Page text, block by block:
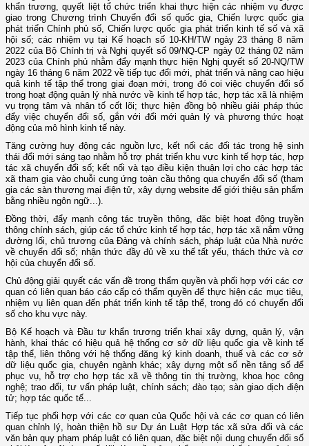
khẩn trương, quyết liệt tổ chức triển khai thực hiện các nhiệm vụ được
giao trong Chương trình Chuyển đổi số quốc gia, Chiến lược quốc gia
phát triển Chính phủ số, Chiến lược quốc gia phát triển kinh tế số và xã
hội số; các nhiệm vụ tại Kế hoạch số 10-KH/TW ngày 23 tháng 8 năm
2022 của Bộ Chính trị và Nghị quyết số 09/NQ-CP ngày 02 tháng 02 năm
2023 của Chính phủ nhằm đẩy mạnh thực hiện Nghị quyết số 20-NQ/TW
ngày 16 tháng 6 năm 2022 về tiếp tục đổi mới, phát triển và nâng cao hiệu
quả kinh tế tập thể trong giai đoạn mới, trong đó coi việc chuyển đổi số
trong hoạt động quản lý nhà nước về kinh tế hợp tác, hợp tác xã là nhiệm
vụ trọng tâm và nhân tố cốt lõi; thực hiện đồng bộ nhiều giải pháp thúc
đẩy việc chuyển đổi số, gắn với đổi mới quản lý và phương thức hoạt
động của mô hình kinh tế này.
Tăng cường huy động các nguồn lực, kết nối các đối tác trong hệ sinh
thái đổi mới sáng tạo nhằm hỗ trợ phát triển khu vực kinh tế hợp tác, hợp
tác xã chuyển đổi số; kết nối và tạo điều kiện thuận lợi cho các hợp tác
xã tham gia vào chuỗi cung ứng toàn cầu thông qua chuyển đổi số (tham
gia các sàn thương mại điện tử, xây dựng website để giới thiệu sản phẩm
bằng nhiều ngôn ngữ...).
Đồng thời, đẩy mạnh công tác truyền thông, đặc biệt hoạt động truyền
thông chính sách, giúp các tổ chức kinh tế hợp tác, hợp tác xã nắm vững
đường lối, chủ trương của Đảng và chính sách, pháp luật của Nhà nước
về chuyển đổi số; nhận thức đầy đủ về xu thế tất yếu, thách thức và cơ
hội của chuyển đổi số.
Chủ động giải quyết các vấn đề trong thẩm quyền và phối hợp với các cơ
quan có liên quan báo cáo cấp có thẩm quyền để thực hiện các mục tiêu,
nhiệm vụ liên quan đến phát triển kinh tế tập thể, trong đó có chuyển đổi
số cho khu vực này.
Bộ Kế hoạch và Đầu tư khẩn trương triển khai xây dựng, quản lý, vận
hành, khai thác có hiệu quả hệ thống cơ sở dữ liệu quốc gia về kinh tế
tập thể, liên thông với hệ thống đăng ký kinh doanh, thuế và các cơ sở
dữ liệu quốc gia, chuyên ngành khác; xây dựng một số nền tảng số để
phục vụ, hỗ trợ cho hợp tác xã về thông tin thị trường, khoa học công
nghệ; trao đổi, tư vấn pháp luật, chính sách; đào tạo; sàn giao dịch điện
tử; hợp tác quốc tế...
Tiếp tục phối hợp với các cơ quan của Quốc hội và các cơ quan có liên
quan chỉnh lý, hoàn thiện hồ sư Dự án Luật Hợp tác xã sửa đổi và các
văn bản quy phạm pháp luật có liên quan, đặc biệt nội dung chuyển đổi số